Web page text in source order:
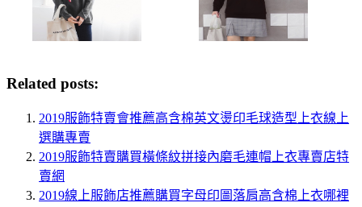
Related posts:
2019服飾特賣會推薦高含棉英文燙印毛球造型上衣線上
選購專賣
2019服飾特賣購買橫條紋拼接內磨毛連帽上衣專賣店特
賣網
2019線上服飾店推薦購買字母印圖落肩高含棉上衣哪裡